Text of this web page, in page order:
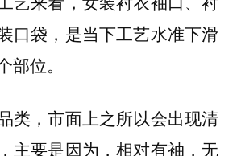
口袋，是当下工艺水准下滑
部位。
类，市面上之所以会出现清
主要是因为，相对有袖，无